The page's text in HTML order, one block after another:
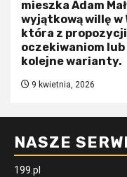
mieszka Adam
wyjątkową willę w
która z
oczekiwaniom
kolejne warianty.
9 kwietnia, 2026
NASZE
199.pl